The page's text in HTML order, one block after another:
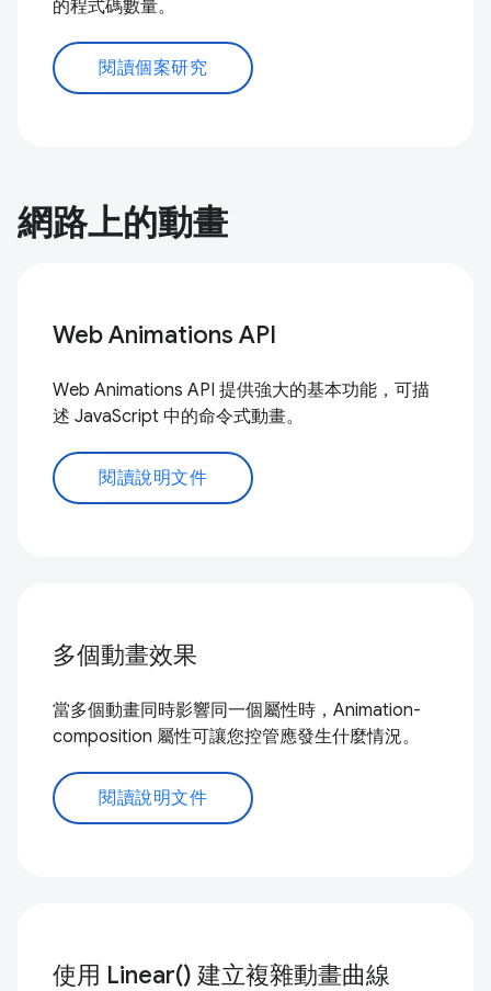
的程式碼數量。
閱讀個案研究
網路上的動畫
Web Animations API
Web Animations API 提供強大的基本功能，可描
述 JavaScript 中的命令式動畫。
閱讀說明文件
多個動畫效果
當多個動畫同時影響同一個屬性時，Animation-
composition 屬性可讓您控管應發生什麼情況。
閱讀說明文件
使用 Linear() 建立複雜動畫曲線